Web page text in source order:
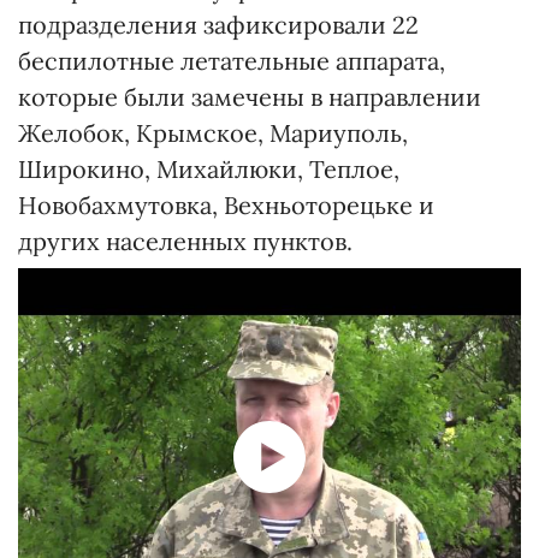
подразделения зафиксировали 22
беспилотные летательные аппарата,
которые были замечены в направлении
Желобок, Крымское, Мариуполь,
Широкино, Михайлюки, Теплое,
Новобахмутовка, Вехньоторецьке и
других населенных пунктов.